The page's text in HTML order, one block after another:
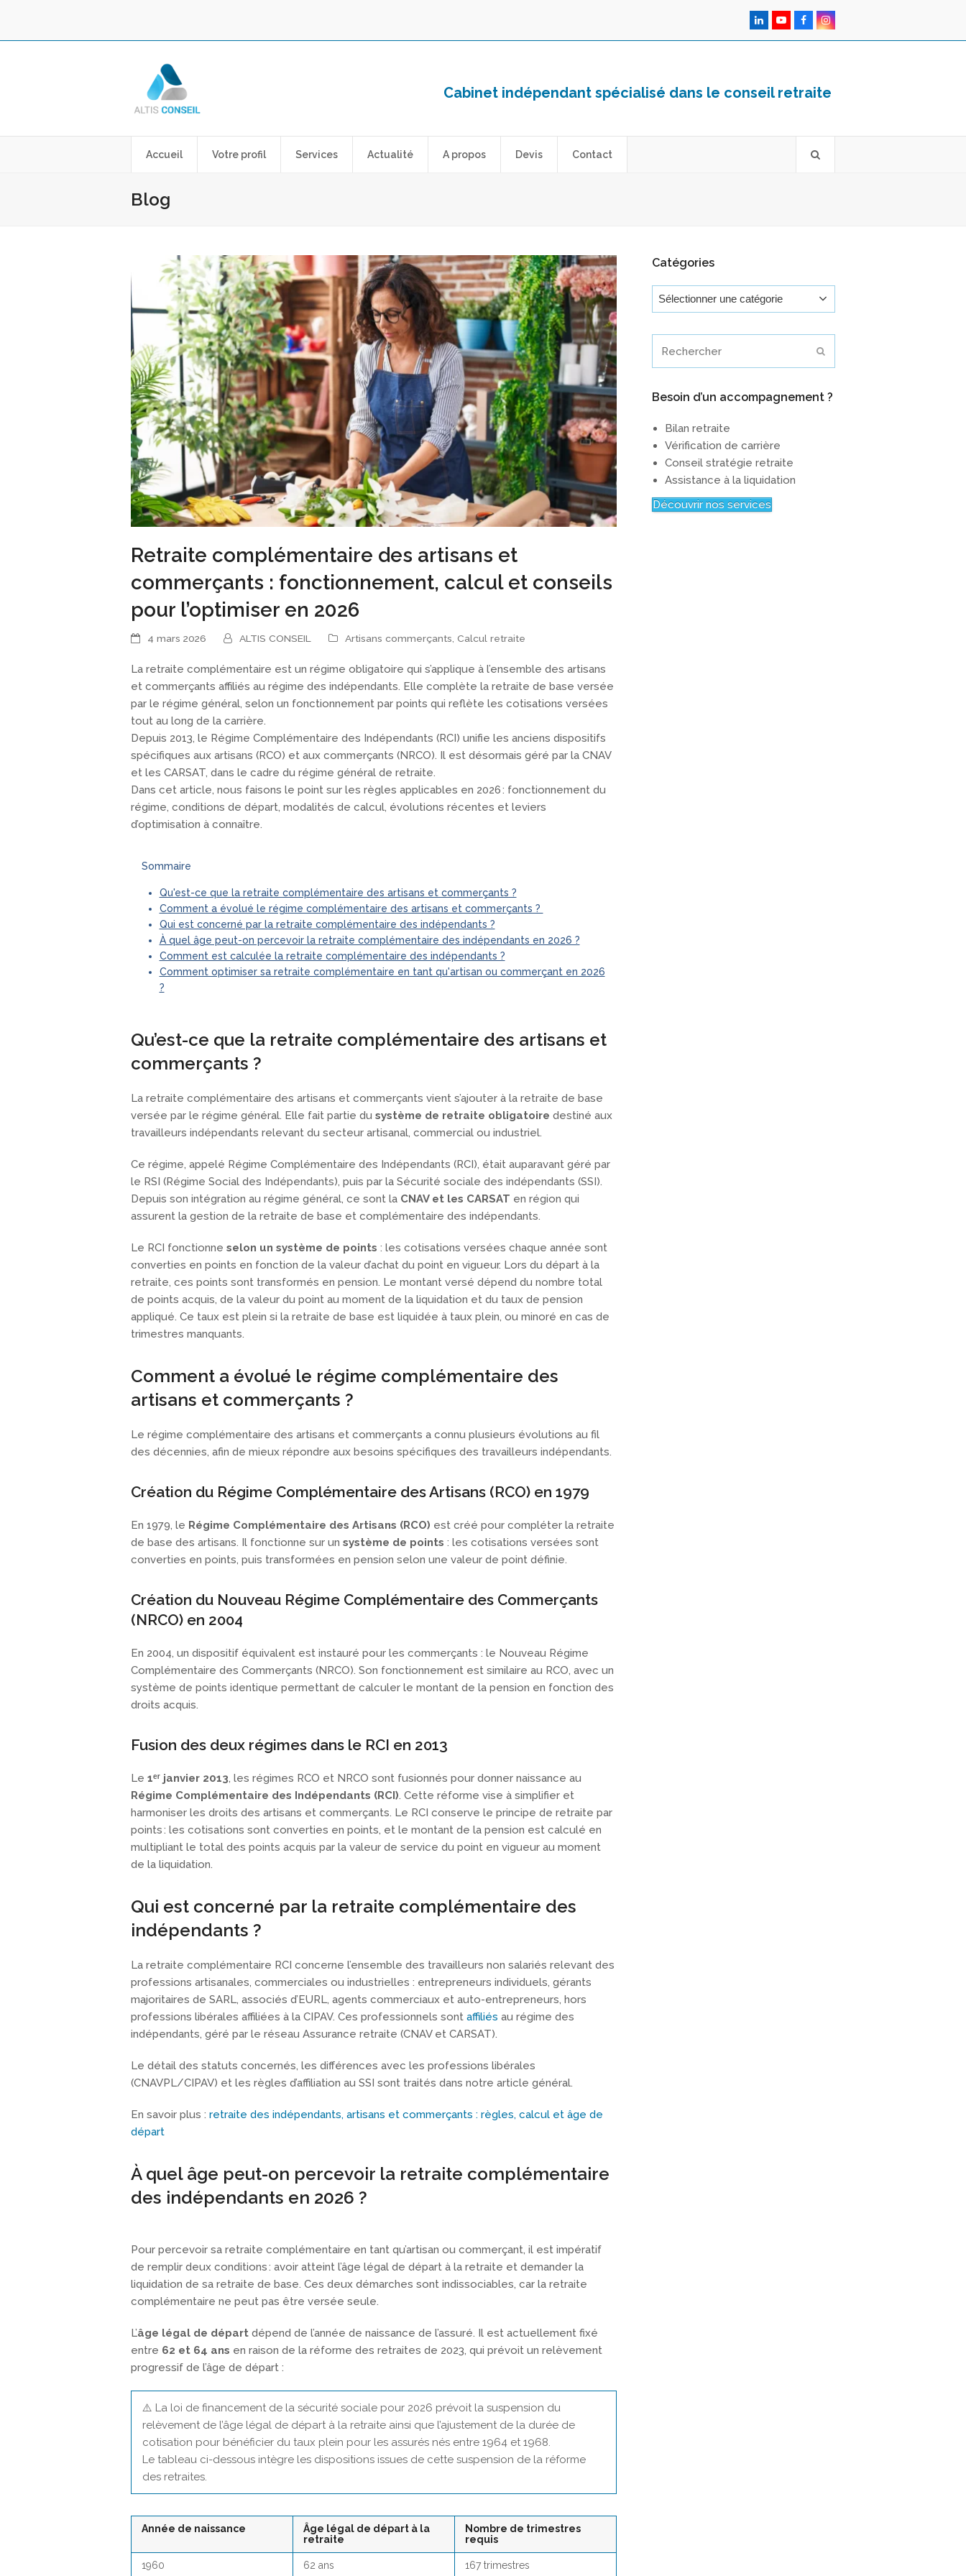
LinkedInYouTubeFacebookInstagram
Cabinet indépendant spécialisé dans le conseil retraite
Accueil Votre profil Services Actualité A propos Devis Contact
Blog
Retraite complémentaire des artisans et
commerçants : fonctionnement, calcul et conseils
pour l’optimiser en 2026
4 mars 2026 ALTIS CONSEIL Artisans commerçants, Calcul retraite
La retraite complémentaire est un régime obligatoire qui s’applique à l’ensemble des artisans
et commerçants affiliés au régime des indépendants. Elle complète la retraite de base versée
par le régime général, selon un fonctionnement par points qui reflète les cotisations versées
tout au long de la carrière.
Depuis 2013, le Régime Complémentaire des Indépendants (RCI) unifie les anciens dispositifs
spécifiques aux artisans (RCO) et aux commerçants (NRCO). Il est désormais géré par la CNAV
et les CARSAT, dans le cadre du régime général de retraite.
Dans cet article, nous faisons le point sur les règles applicables en 2026 : fonctionnement du
régime, conditions de départ, modalités de calcul, évolutions récentes et leviers
d’optimisation à connaître.
Sommaire
Qu'est-ce que la retraite complémentaire des artisans et commerçants ?
Comment a évolué le régime complémentaire des artisans et commerçants ?
Qui est concerné par la retraite complémentaire des indépendants ?
À quel âge peut-on percevoir la retraite complémentaire des indépendants en 2026 ?
Comment est calculée la retraite complémentaire des indépendants ?
Comment optimiser sa retraite complémentaire en tant qu'artisan ou commerçant en 2026
?
Qu’est-ce que la retraite complémentaire des artisans et
commerçants ?
La retraite complémentaire des artisans et commerçants vient s’ajouter à la retraite de base
versée par le régime général. Elle fait partie du système de retraite obligatoire destiné aux
travailleurs indépendants relevant du secteur artisanal, commercial ou industriel.
Ce régime, appelé Régime Complémentaire des Indépendants (RCI), était auparavant géré par
le RSI (Régime Social des Indépendants), puis par la Sécurité sociale des indépendants (SSI).
Depuis son intégration au régime général, ce sont la CNAV et les CARSAT en région qui
assurent la gestion de la retraite de base et complémentaire des indépendants.
Le RCI fonctionne selon un système de points : les cotisations versées chaque année sont
converties en points en fonction de la valeur d’achat du point en vigueur. Lors du départ à la
retraite, ces points sont transformés en pension. Le montant versé dépend du nombre total
de points acquis, de la valeur du point au moment de la liquidation et du taux de pension
appliqué. Ce taux est plein si la retraite de base est liquidée à taux plein, ou minoré en cas de
trimestres manquants.
Comment a évolué le régime complémentaire des
artisans et commerçants ?
Le régime complémentaire des artisans et commerçants a connu plusieurs évolutions au fil
des décennies, afin de mieux répondre aux besoins spécifiques des travailleurs indépendants.
Création du Régime Complémentaire des Artisans (RCO) en 1979
En 1979, le Régime Complémentaire des Artisans (RCO) est créé pour compléter la retraite
de base des artisans. Il fonctionne sur un système de points : les cotisations versées sont
converties en points, puis transformées en pension selon une valeur de point définie.
Création du Nouveau Régime Complémentaire des Commerçants
(NRCO) en 2004
En 2004, un dispositif équivalent est instauré pour les commerçants : le Nouveau Régime
Complémentaire des Commerçants (NRCO). Son fonctionnement est similaire au RCO, avec un
système de points identique permettant de calculer le montant de la pension en fonction des
droits acquis.
Fusion des deux régimes dans le RCI en 2013
Le 1ᵉʳ janvier 2013, les régimes RCO et NRCO sont fusionnés pour donner naissance au
Régime Complémentaire des Indépendants (RCI). Cette réforme vise à simplifier et
harmoniser les droits des artisans et commerçants. Le RCI conserve le principe de retraite par
points : les cotisations sont converties en points, et le montant de la pension est calculé en
multipliant le total des points acquis par la valeur de service du point en vigueur au moment
de la liquidation.
Qui est concerné par la retraite complémentaire des
indépendants ?
La retraite complémentaire RCI concerne l’ensemble des travailleurs non salariés relevant des
professions artisanales, commerciales ou industrielles : entrepreneurs individuels, gérants
majoritaires de SARL, associés d’EURL, agents commerciaux et auto-entrepreneurs, hors
professions libérales affiliées à la CIPAV. Ces professionnels sont affiliés au régime des
indépendants, géré par le réseau Assurance retraite (CNAV et CARSAT).
Le détail des statuts concernés, les différences avec les professions libérales
(CNAVPL/CIPAV) et les règles d’affiliation au SSI sont traités dans notre article général.
En savoir plus : retraite des indépendants, artisans et commerçants : règles, calcul et âge de
départ
À quel âge peut-on percevoir la retraite complémentaire
des indépendants en 2026 ?
Pour percevoir sa retraite complémentaire en tant qu’artisan ou commerçant, il est impératif
de remplir deux conditions : avoir atteint l’âge légal de départ à la retraite et demander la
liquidation de sa retraite de base. Ces deux démarches sont indissociables, car la retraite
complémentaire ne peut pas être versée seule.
L’âge légal de départ dépend de l’année de naissance de l’assuré. Il est actuellement fixé
entre 62 et 64 ans en raison de la réforme des retraites de 2023, qui prévoit un relèvement
progressif de l’âge de départ :
⚠️ La loi de financement de la sécurité sociale pour 2026 prévoit la suspension du
relèvement de l’âge légal de départ à la retraite ainsi que l’ajustement de la durée de
cotisation pour bénéficier du taux plein pour les assurés nés entre 1964 et 1968.
Le tableau ci-dessous intègre les dispositions issues de cette suspension de la réforme
des retraites.
Année de naissance
Âge légal de départ à la
retraite
Nombre de trimestres
requis
1960 62 ans 167 trimestres
Catégories
Catégories
Besoin d’un accompagnement ?
Bilan retraite
Vérification de carrière
Conseil stratégie retraite
Assistance à la liquidation
Découvrir nos services